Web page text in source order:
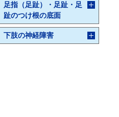
足指（足趾）・足趾・足
趾のつけ根の底面
下肢の神経障害